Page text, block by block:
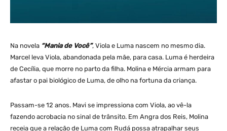
Na novela “Mania de Você”, Viola e Luma nascem no mesmo dia.
Marcel leva Viola, abandonada pela mãe, para casa. Luma é herdeira
de Cecília, que morre no parto da filha. Molina e Mércia armam para
afastar o pai biológico de Luma, de olho na fortuna da criança.
Passam-se 12 anos. Mavi se impressiona com Viola, ao vê-la
fazendo acrobacia no sinal de trânsito. Em Angra dos Reis, Molina
receia que a relação de Luma com Rudá possa atrapalhar seus